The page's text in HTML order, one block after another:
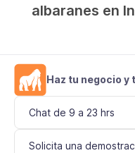
albaranes en
Haz tu negocio y
Chat de 9 a 23 hrs
Solicita una